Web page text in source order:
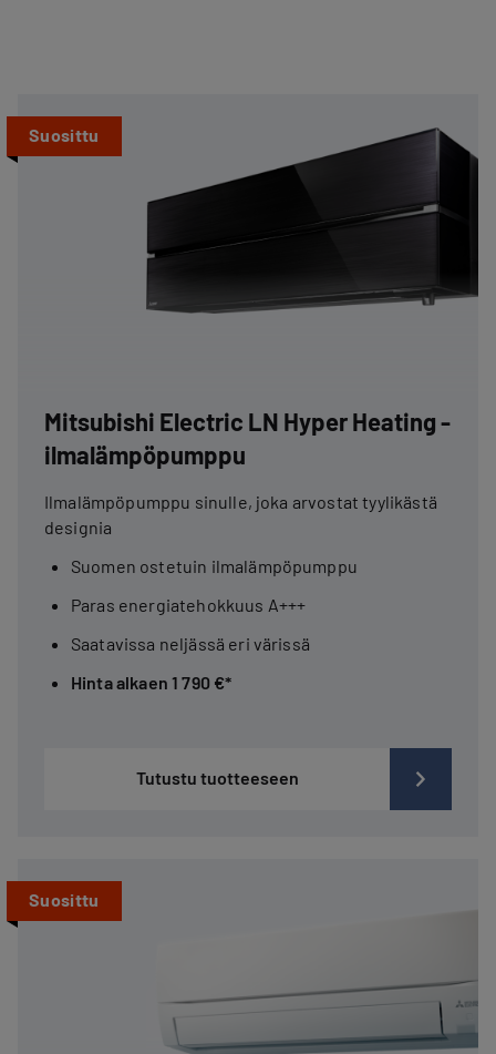
Suosittu
Mitsubishi Electric LN Hyper Heating -
ilmalämpöpumppu
Ilmalämpöpumppu sinulle, joka arvostat tyylikästä
designia
Suomen ostetuin ilmalämpöpumppu
Paras energiatehokkuus A+++
Saatavissa neljässä eri värissä
Hinta alkaen 1 790 €*
Tutustu tuotteeseen
Suosittu